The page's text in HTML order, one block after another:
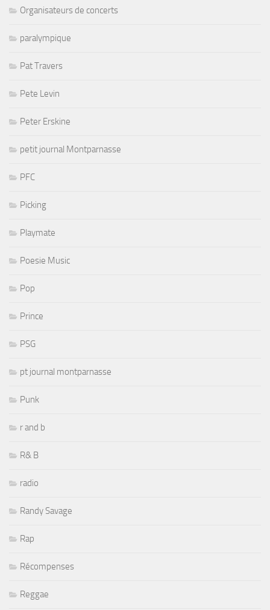
Organisateurs de concerts
paralympique
Pat Travers
Pete Levin
Peter Erskine
petit journal Montparnasse
PFC
Picking
Playmate
Poesie Music
Pop
Prince
PSG
pt journal montparnasse
Punk
r and b
R& B
radio
Randy Savage
Rap
Récompenses
Reggae